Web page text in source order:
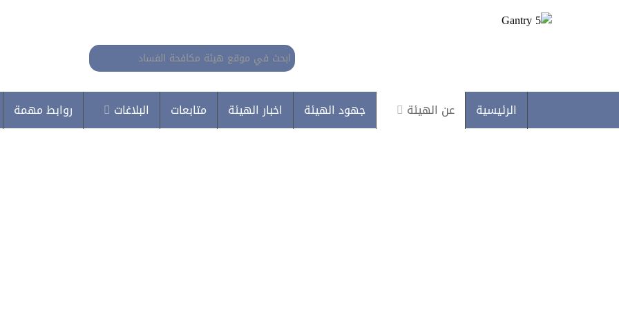
البحث...
الرئيسية عن الهيئة جهود الهيئة اخبار الهيئة متابعات البلاغات روابط مهمة